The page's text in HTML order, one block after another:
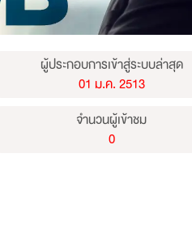
ผู้ประกอบการเข้าสู่ระบบล่าสุด
01 ม.ค. 2513
จำนวนผู้เข้าชม
0